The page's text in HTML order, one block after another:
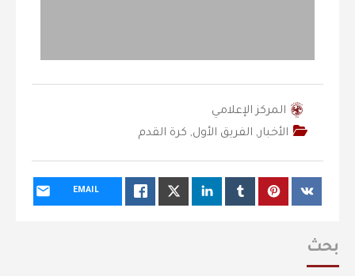
المركز الإعلامي
الأخبار, الفريق الأول, كرة القدم
EMAIL
بحث